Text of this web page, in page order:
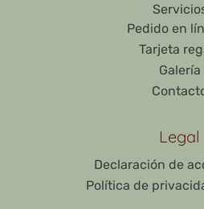
Pedido en
Tarjeta
Galería
Legal
Declaración de
Política de